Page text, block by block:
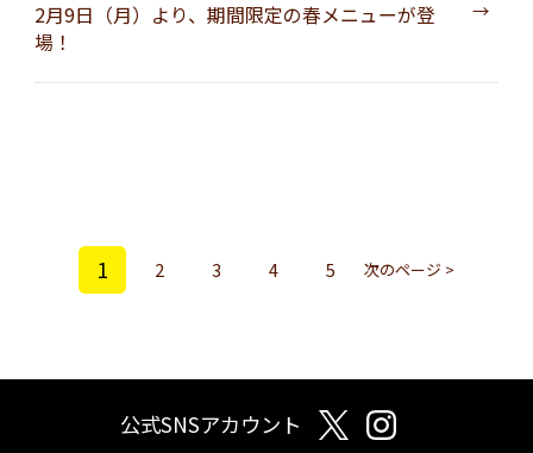
2月9日（月）より、期間限定の春メニューが登
場！
1 2 3 4 5 次のページ >
公式SNSアカウント